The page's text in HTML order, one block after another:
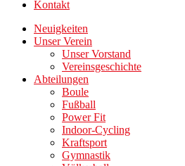
Kontakt
Neuigkeiten
Unser Verein
Unser Vorstand
Vereinsgeschichte
Abteilungen
Boule
Fußball
Power Fit
Indoor-Cycling
Kraftsport
Gymnastik